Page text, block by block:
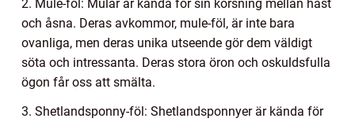
2. Mule-föl: Mular är kända för sin korsning mellan häst
och åsna. Deras avkommor, mule-föl, är inte bara
ovanliga, men deras unika utseende gör dem väldigt
söta och intressanta. Deras stora öron och oskuldsfulla
ögon får oss att smälta.
3. Shetlandsponny-föl: Shetlandsponnyer är kända för